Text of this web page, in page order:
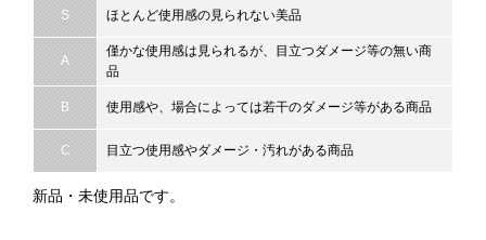
S ほとんど使用感の見られない美品
A
僅かな使用感は見られるが、目立つダメージ等の無い商
品
B 使用感や、場合によっては若干のダメージ等がある商品
C 目立つ使用感やダメージ・汚れがある商品
新品・未使用品です。